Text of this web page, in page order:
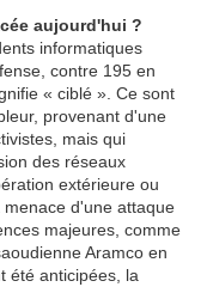
aujourd'hui ?
informatiques
contre 195 en
« ciblé ». Ce sont
provenant d'une
mais qui
des réseaux
extérieure ou
d'une attaque
majeures, comme
Aramco en
été anticipées, la